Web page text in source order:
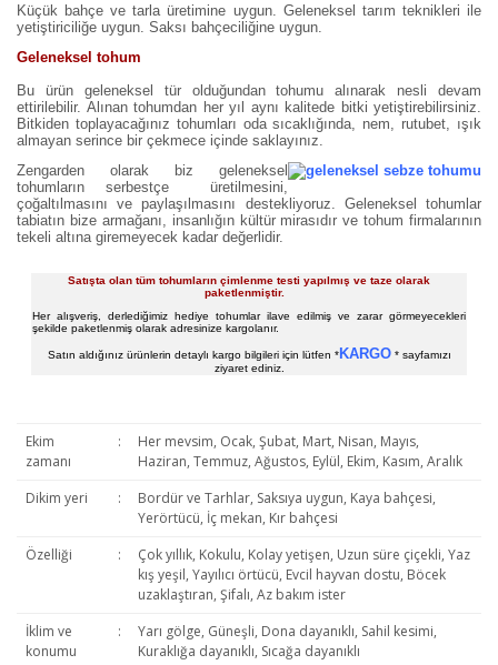
Küçük bahçe ve tarla üretimine uygun. Geleneksel tarım teknikleri ile
yetiştiriciliğe uygun. Saksı bahçeciliğine uygun.
Geleneksel tohum
Bu ürün geleneksel tür olduğundan tohumu alınarak nesli devam
ettirilebilir. Alınan tohumdan her yıl aynı kalitede bitki yetiştirebilirsiniz.
Bitkiden toplayacağınız tohumları oda sıcaklığında, nem, rutubet, ışık
almayan serince bir çekmece içinde saklayınız.
Zengarden olarak biz geleneksel
tohumların serbestçe üretilmesini,
çoğaltılmasını ve paylaşılmasını destekliyoruz. Geleneksel tohumlar
tabiatın bize armağanı, insanlığın kültür mirasıdır ve tohum firmalarının
tekeli altına giremeyecek kadar değerlidir.
Satışta olan tüm tohumların çimlenme testi yapılmış ve taze olarak
paketlenmiştir.
Her alışveriş, derlediğimiz hediye tohumlar ilave edilmiş ve zarar görmeyecekleri
şekilde paketlenmiş olarak adresinize kargolanır.
Satın aldığınız ürünlerin detaylı kargo bilgileri için lütfen *KARGO* sayfamızı
ziyaret ediniz.
Ekim
zamanı
:
Her mevsim, Ocak, Şubat, Mart, Nisan, Mayıs,
Haziran, Temmuz, Ağustos, Eylül, Ekim, Kasım, Aralık
Dikim yeri
:
Bordür ve Tarhlar, Saksıya uygun, Kaya bahçesi,
Yerörtücü, İç mekan, Kır bahçesi
Özelliği
:
Çok yıllık, Kokulu, Kolay yetişen, Uzun süre çiçekli, Yaz
kış yeşil, Yayılıcı örtücü, Evcil hayvan dostu, Böcek
uzaklaştıran, Şifalı, Az bakım ister
İklim ve
konumu
:
Yarı gölge, Güneşli, Dona dayanıklı, Sahil kesimi,
Kuraklığa dayanıklı, Sıcağa dayanıklı